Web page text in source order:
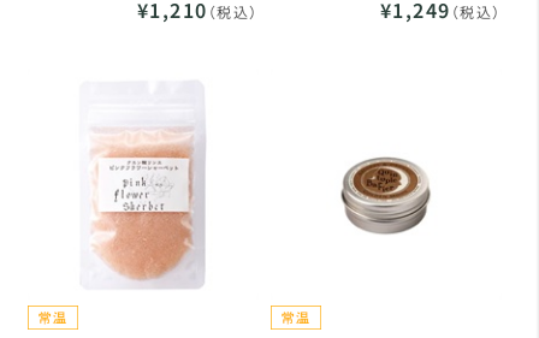
¥1,210 （税込） ¥1,249 （税込）